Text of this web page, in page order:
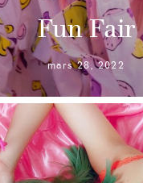
Fun Fair
mars 28, 2022